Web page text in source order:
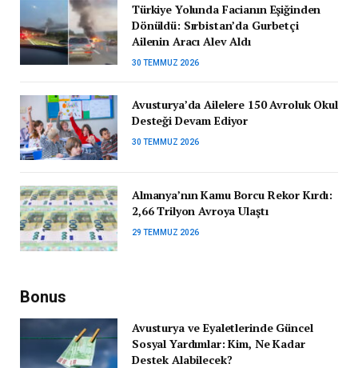
Türkiye Yolunda Facianın Eşiğinden
Dönüldü: Sırbistan’da Gurbetçi
Ailenin Aracı Alev Aldı
30 TEMMUZ 2026
Avusturya’da Ailelere 150 Avroluk Okul
Desteği Devam Ediyor
30 TEMMUZ 2026
Almanya’nın Kamu Borcu Rekor Kırdı:
2,66 Trilyon Avroya Ulaştı
29 TEMMUZ 2026
Bonus
Avusturya ve Eyaletlerinde Güncel
Sosyal Yardımlar: Kim, Ne Kadar
Destek Alabilecek?